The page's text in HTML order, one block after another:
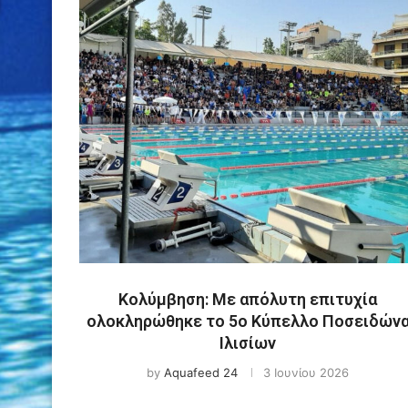
Κολύμβηση: Με απόλυτη επιτυχία
ολοκληρώθηκε το 5ο Κύπελλο
Ιλισίων
by Aquafeed 24 3 Ιουνίου 2026